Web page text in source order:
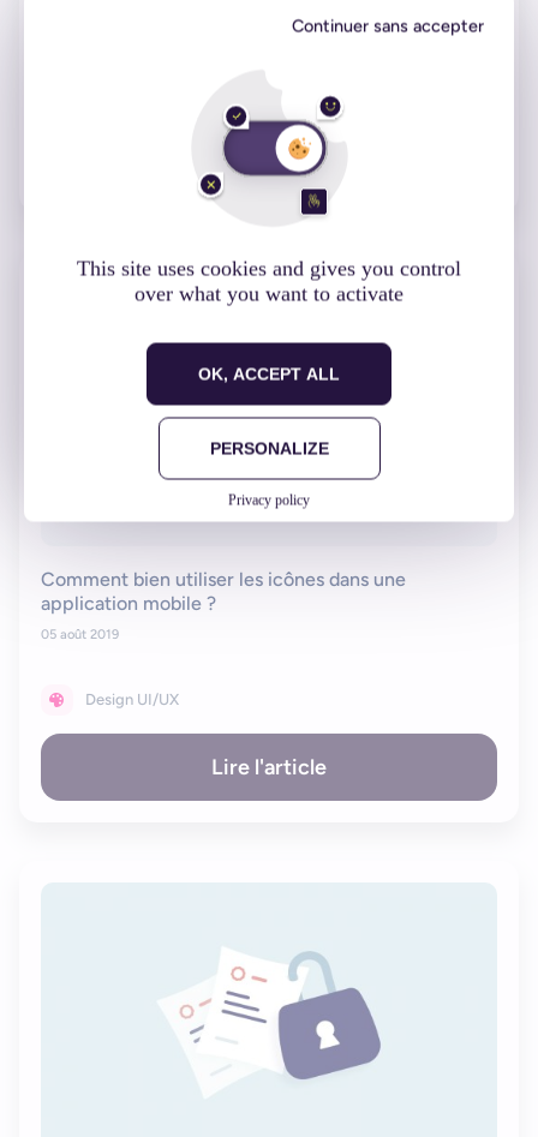
This site uses cookies and gives you control
over what you want to activate
OK, ACCEPT ALL
Continuer sans accepter
PERSONALIZE
Privacy policy
Lire l'article
Comment bien utiliser les icônes dans une
application mobile ?
05 août 2019
Design UI/UX
Lire l'article